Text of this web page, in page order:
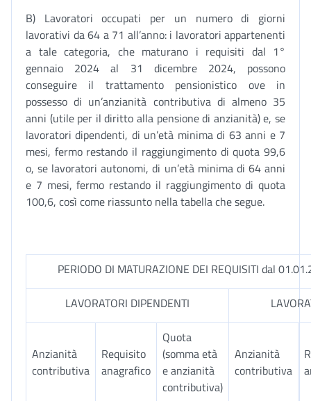
B) Lavoratori occupati per un numero di giorni
lavorativi da 64 a 71 all’anno: i lavoratori appartenenti
a tale categoria, che maturano i requisiti dal 1°
gennaio 2024 al 31 dicembre 2024, possono
conseguire il trattamento pensionistico ove in
possesso di un’anzianità contributiva di almeno 35
anni (utile per il diritto alla pensione di anzianità) e, se
lavoratori dipendenti, di un’età minima di 63 anni e 7
mesi, fermo restando il raggiungimento di quota 99,6
o, se lavoratori autonomi, di un’età minima di 64 anni
e 7 mesi, fermo restando il raggiungimento di quota
100,6, così come riassunto nella tabella che segue.
PERIODO DI MATURAZIONE DEI REQUISITI dal
LAVORATORI DIPENDENTI
Anzianità
contributiva
Requisito
anagrafico
Quota
(somma età
e anzianità
contributiva)
Anzianità
contributiva